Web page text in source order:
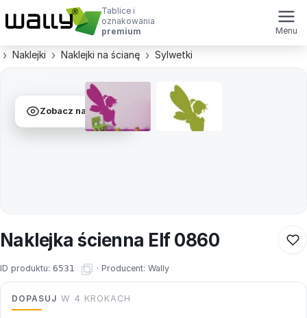
Tablice i
oznakowania
premium
Menu
Naklejki Naklejki na ścianę Sylwetki
Zobacz na ścianie
Naklejka ścienna Elf 0860
ID produktu: 6531 · Producent: Wally
DOPASUJ W 4 KROKACH